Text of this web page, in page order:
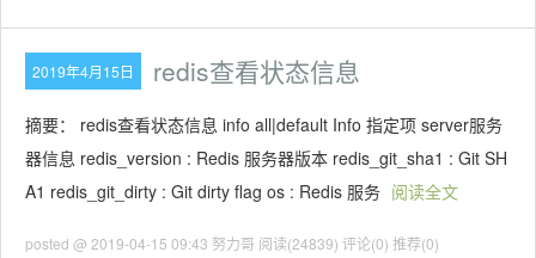
2019年4月15日 redis查看状态信息
摘要： redis查看状态信息 info all|default Info 指定项 server服务
器信息 redis_version : Redis 服务器版本 redis_git_sha1 : Git SH
A1 redis_git_dirty : Git dirty flag os : Redis 服务 阅读全文
posted @ 2019-04-15 09:43 努力哥 阅读(24839) 评论(0) 推荐(0)